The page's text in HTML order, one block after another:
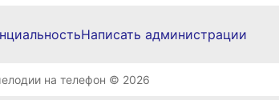
Написать администрации
на телефон © 2026